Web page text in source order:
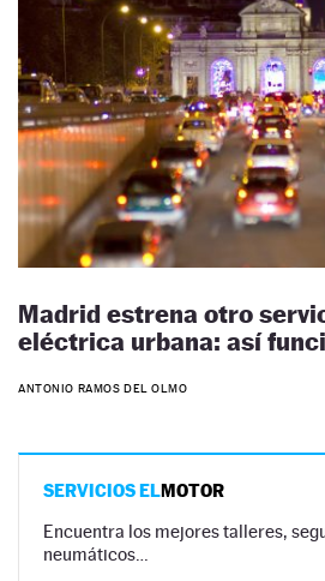
Madrid estrena otro
eléctrica urbana: así
ANTONIO RAMOS DEL OLMO
SERVICIOS ELMOTOR
Encuentra los mejores talleres,
neumáticos…